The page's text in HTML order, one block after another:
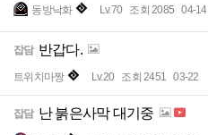
동방낙화 Lv.70 조회 2085 04-14
잡담 반갑다.
트위치마짱 Lv.20 조회 2451 03-22
잡담 난 붉은사막 대기중